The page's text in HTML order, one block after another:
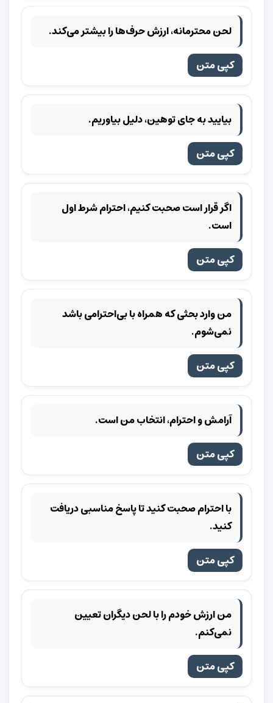
لحن محترمانه، ارزش حرف‌ها را بیشتر می‌کند.
کپی متن
بیایید به جای توهین، دلیل بیاوریم.
کپی متن
اگر قرار است صحبت کنیم، احترام شرط اول
است.
کپی متن
من وارد بحثی که همراه با بی‌احترامی باشد
نمی‌شوم.
کپی متن
آرامش و احترام، انتخاب من است.
کپی متن
با احترام صحبت کنید تا پاسخ مناسبی دریافت
کنید.
کپی متن
من ارزش خودم را با لحن دیگران تعیین
نمی‌کنم.
کپی متن